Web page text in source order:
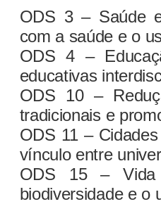
ODS 3 – Saúde
com a saúde e o
ODS 4 –
educativas
ODS 10 –
tradicionais e
ODS 11 –
vínculo entre
ODS 15 – Vida
biodiversidade e o